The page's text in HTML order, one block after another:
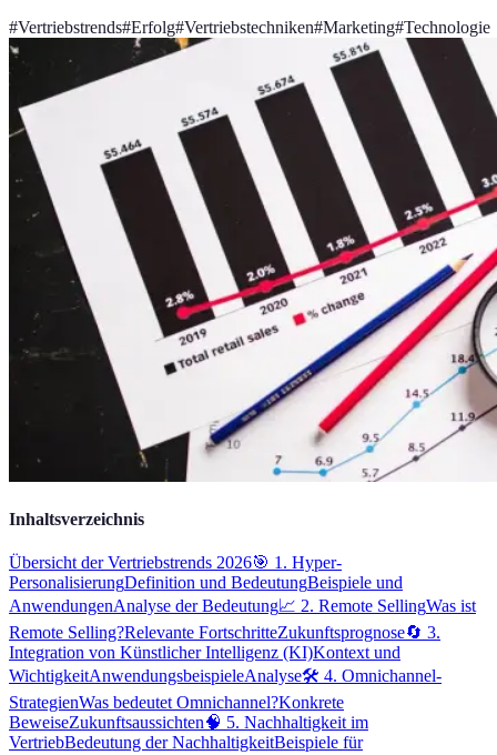
#Vertriebstrends#Erfolg#Vertriebstechniken#Marketing#Technologie
Inhaltsverzeichnis
Übersicht der Vertriebstrends 2026🎯 1. Hyper-
PersonalisierungDefinition und BedeutungBeispiele und
AnwendungenAnalyse der Bedeutung📈 2. Remote SellingWas ist
Remote Selling?Relevante FortschritteZukunftsprognose🔄 3.
Integration von Künstlicher Intelligenz (KI)Kontext und
WichtigkeitAnwendungsbeispieleAnalyse🛠️ 4. Omnichannel-
StrategienWas bedeutet Omnichannel?Konkrete
BeweiseZukunftsaussichten🧠 5. Nachhaltigkeit im
VertriebBedeutung der NachhaltigkeitBeispiele für